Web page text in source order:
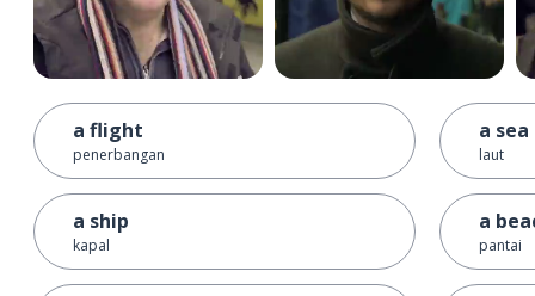
a flight
penerbangan
a ship
kapal
a sea
laut
a
pantai